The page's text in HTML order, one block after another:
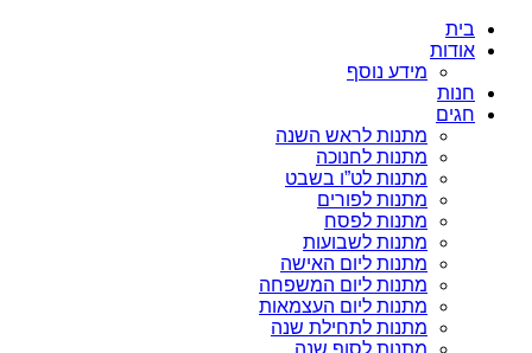
בית
אודות
מידע נוסף
חנות
חגים
מתנות לראש השנה
מתנות לחנוכה
מתנות לט”ו בשבט
מתנות לפורים
מתנות לפסח
מתנות לשבועות
מתנות ליום האישה
מתנות ליום המשפחה
מתנות ליום העצמאות
מתנות לתחילת שנה
מתנות לסוף שנה